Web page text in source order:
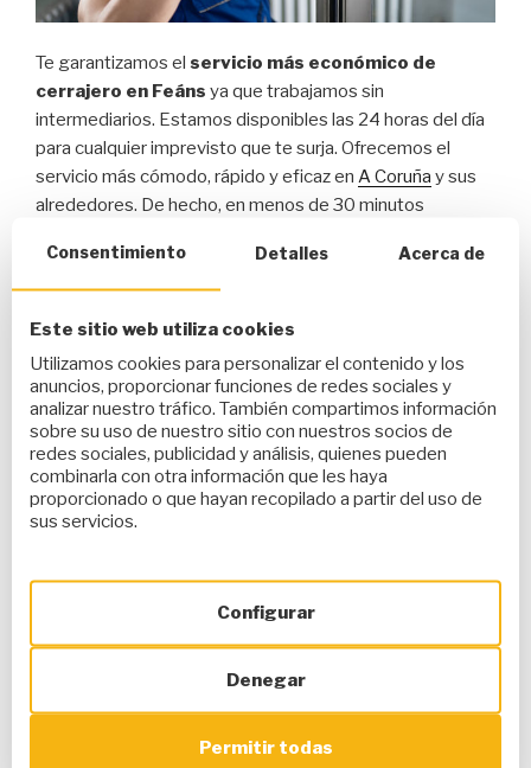
Te garantizamos el servicio más económico de
cerrajero en Feáns ya que trabajamos sin
intermediarios. Estamos disponibles las 24 horas del día
para cualquier imprevisto que te surja. Ofrecemos el
servicio más cómodo, rápido y eficaz en A Coruña y sus
alrededores. De hecho, en menos de 30 minutos
Servicio rápido y evitando siempre romper la
puerta
Nuestro servicio de cerrajería es el más rápido y
seguro . Llevamos más de 20 años trabajando en el
sector para satisfacer todas las necesidades de
nuestros clientes. Precisamente, somos capaces de
abrir todo tipo de puertas, ya que estamos en continua
Consentimiento Detalles Acerca de
Este sitio web utiliza cookies
Utilizamos cookies para personalizar el contenido y los
anuncios, proporcionar funciones de redes sociales y
analizar nuestro tráfico. También compartimos información
sobre su uso de nuestro sitio con nuestros socios de
redes sociales, publicidad y análisis, quienes pueden
combinarla con otra información que les haya
proporcionado o que hayan recopilado a partir del uso de
sus servicios.
Configurar
Denegar
Permitir todas